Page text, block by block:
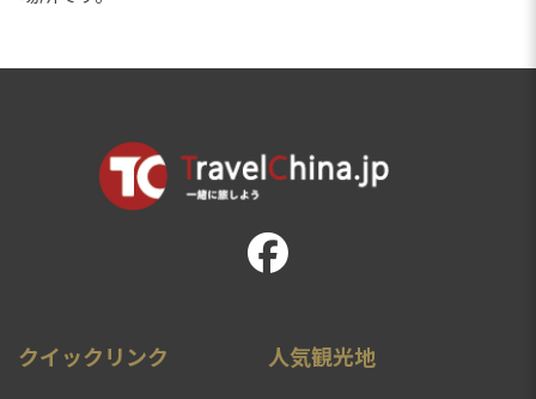
クイックリンク 人気観光地